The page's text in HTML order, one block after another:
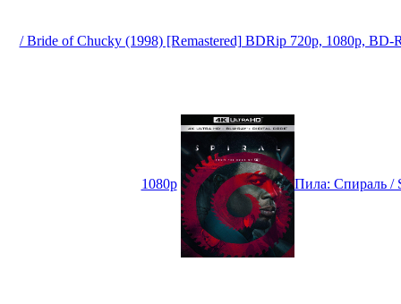
/ Bride of Chucky (1998) [Remastered] BDRip 720p, 1080p, BD-
1080p Пила: Спираль /